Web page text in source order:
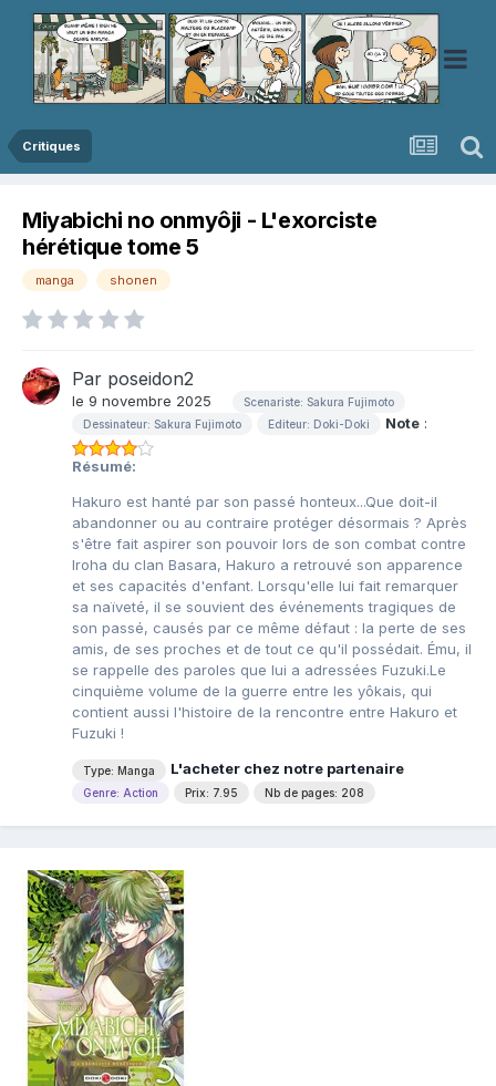
Critiques
Miyabichi no onmyôji - L'exorciste
hérétique tome 5
manga shonen
Par poseidon2
le 9 novembre 2025
Scenariste: Sakura Fujimoto
Dessinateur: Sakura Fujimoto
Editeur: Doki-Doki Note :
Résumé:
Hakuro est hanté par son passé honteux...Que doit-il
abandonner ou au contraire protéger désormais ? Après
s'être fait aspirer son pouvoir lors de son combat contre
Iroha du clan Basara, Hakuro a retrouvé son apparence
et ses capacités d'enfant. Lorsqu'elle lui fait remarquer
sa naïveté, il se souvient des événements tragiques de
son passé, causés par ce même défaut : la perte de ses
amis, de ses proches et de tout ce qu'il possédait. Ému, il
se rappelle des paroles que lui a adressées Fuzuki.Le
cinquième volume de la guerre entre les yôkais, qui
contient aussi l'histoire de la rencontre entre Hakuro et
Fuzuki !
Type: Manga L'acheter chez notre partenaire
Genre: Action Prix: 7.95 Nb de pages: 208